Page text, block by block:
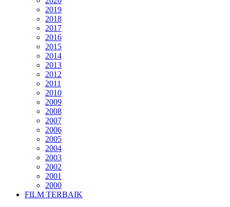
2019
2018
2017
2016
2015
2014
2013
2012
2011
2010
2009
2008
2007
2006
2005
2004
2003
2002
2001
2000
FILM TERBAIK